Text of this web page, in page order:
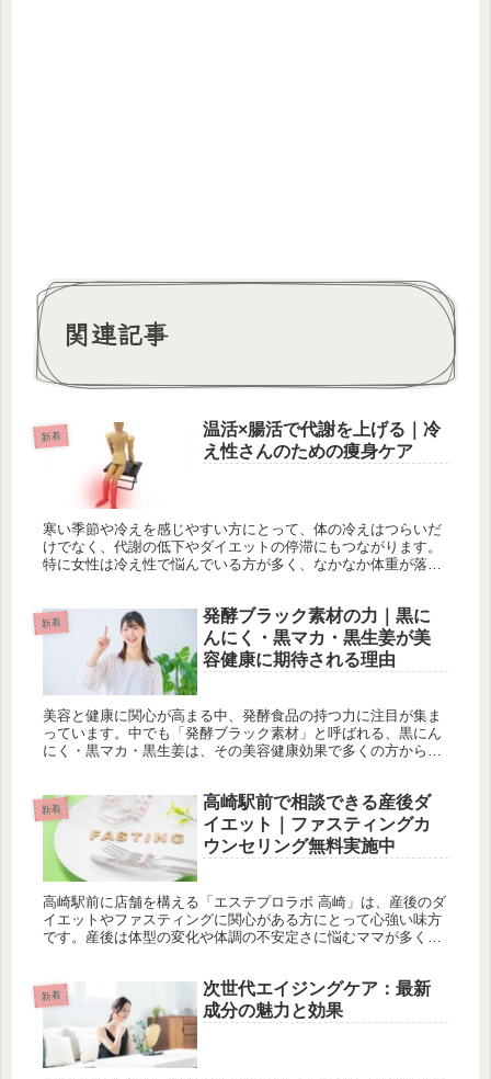
関連記事
新着
温活×腸活で代謝を上げる｜冷
え性さんのための痩身ケア
寒い季節や冷えを感じやすい方にとって、体の冷えはつらいだ
けでなく、代謝の低下やダイエットの停滞にもつながります。
特に女性は冷え性で悩んでいる方が多く、なかなか体重が落ち
新着
発酵ブラック素材の力｜黒に
んにく・黒マカ・黒生姜が美
容健康に期待される理由
美容と健康に関心が高まる中、発酵食品の持つ力に注目が集ま
っています。中でも「発酵ブラック素材」と呼ばれる、黒にん
にく・黒マカ・黒生姜は、その美容健康効果で多くの方から支
新着
高崎駅前で相談できる産後ダ
イエット｜ファスティングカ
ウンセリング無料実施中
高崎駅前に店舗を構える「エステプロラボ 高崎」は、産後のダ
イエットやファスティングに関心がある方にとって心強い味方
です。産後は体型の変化や体調の不安定さに悩むママが多く、
新着
次世代エイジングケア：最新
成分の魅力と効果